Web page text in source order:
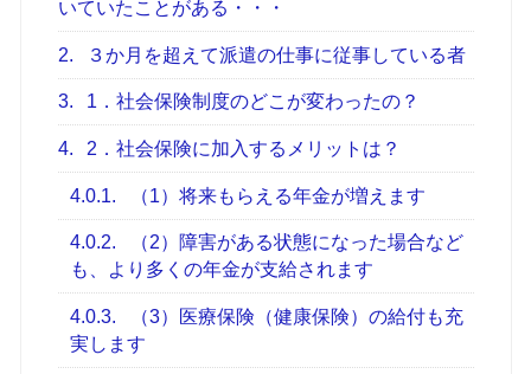
いていたことがある・・・
2. ３か月を超えて派遣の仕事に従事している者
3. 1．社会保険制度のどこが変わったの？
4. 2．社会保険に加入するメリットは？
4.0.1. （1）将来もらえる年金が増えます
4.0.2.
（2）障害がある状態になった場合など
も、より多くの年金が支給されます
4.0.3.
（3）医療保険（健康保険）の給付も充
実します